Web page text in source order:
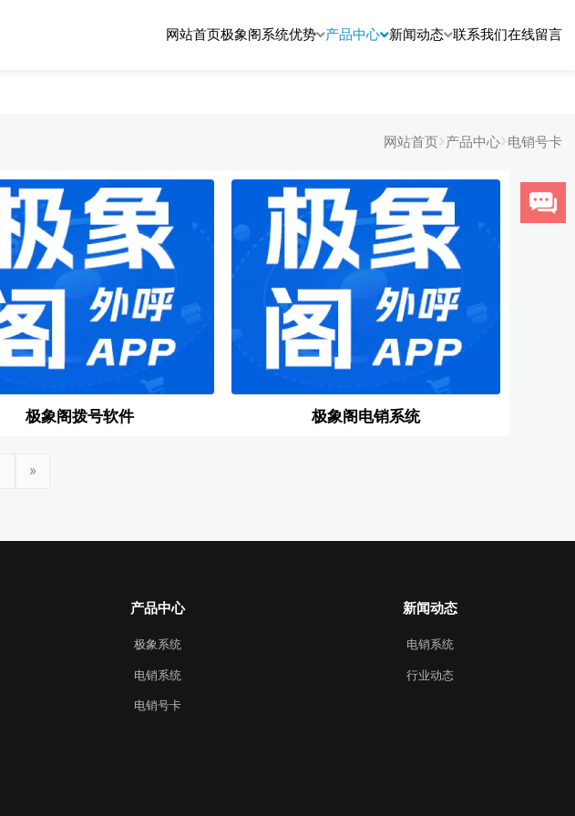
网站首页极象阁系统优势 产品中心 新闻动态 联系我们在线留言
网站首页 产品中心 电销号卡
极象阁拨号软件 极象阁电销系统
»
产品中心
极象系统
电销系统
电销号卡
新闻动态
电销系统
行业动态